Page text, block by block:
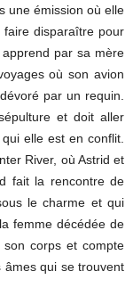
une émission où elle
disparaître pour
par sa mère
où son avion
par un requin.
et doit aller
elle est en conflit.
River, où Astrid et
fait la rencontre de
le charme et qui
femme décédée de
corps et compte
âmes qui se trouvent